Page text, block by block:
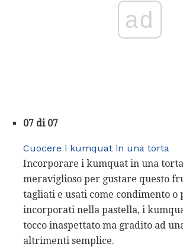
ad
07 di 07
Cuocere i kumquat in una torta
Incorporare i kumquat in una
meraviglioso per gustare questo
tagliati e usati come condimento o
incorporati nella pastella, i
tocco inaspettato ma gradito ad
altrimenti semplice.